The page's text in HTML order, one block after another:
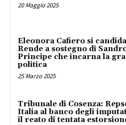
20 Maggio 2025
Eleonora Cafiero si
Rende a sostegno di
Principe che incarna la
politica
25 Marzo 2025
Tribunale di Cosenza:
Italia al banco degli
il reato di tentata